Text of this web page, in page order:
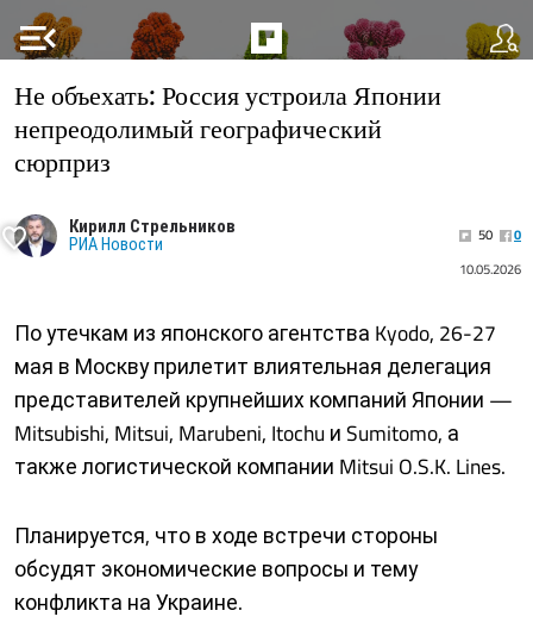
menu_open
Не объехать: Россия устроила Японии
непреодолимый географический
сюрприз
Кирилл Стрельников
РИА Новости 50
0
10.05.2026
По утечкам из японского агентства Kyodo, 26-27
мая в Москву прилетит влиятельная делегация
представителей крупнейших компаний Японии —
Mitsubishi, Mitsui, Marubeni, Itochu и Sumitomo, а
также логистической компании Mitsui O.S.K. Lines.
Планируется, что в ходе встречи стороны
обсудят экономические вопросы и тему
конфликта на Украине.